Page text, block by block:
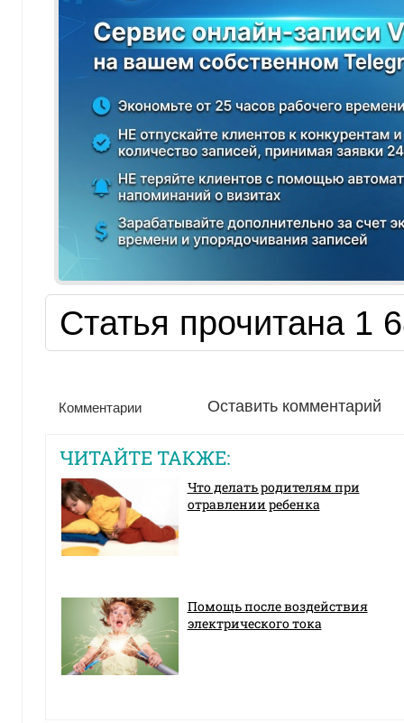
Статья прочитана 1
Комментарии Оставить комментарий
ЧИТАЙТЕ ТАКЖЕ:
Что делать родителям при
отравлении ребенка
Помощь после воздействия
электрического тока